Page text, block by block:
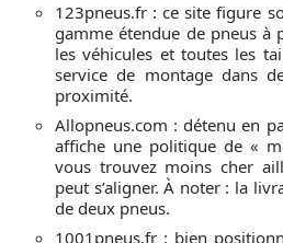
123pneus.fr : ce site figure
gamme étendue de pneus à
les véhicules et toutes les
service de montage dans
proximité.
Allopneus.com : détenu en
affiche une politique de «
vous trouvez moins cher
peut s’aligner. À noter : la
de deux pneus.
1001pneus.fr : bien